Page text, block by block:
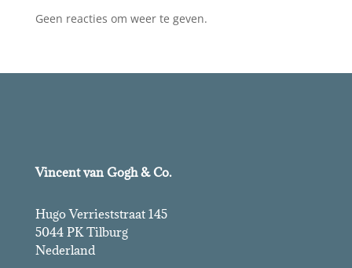
Geen reacties om weer te geven.
Vincent van Gogh & Co.
Hugo Verrieststraat 145
5044 PK Tilburg
Nederland